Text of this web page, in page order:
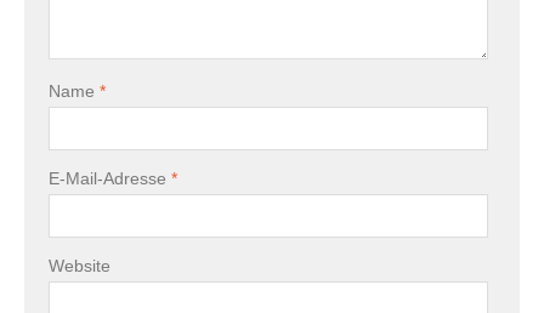
Name *
E-Mail-Adresse *
Website